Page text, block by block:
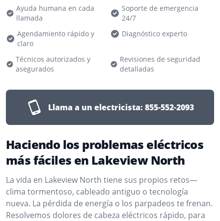
Ayuda humana en cada
llamada
Soporte de emergencia
24/7
Agendamiento rápido y
claro
Diagnóstico experto
Técnicos autorizados y
asegurados
Revisiones de seguridad
detalladas
Llama a un electricista: 855-552-2093
Haciendo los problemas eléctricos
más fáciles en Lakeview North
La vida en Lakeview North tiene sus propios retos—
clima tormentoso, cableado antiguo o tecnología
nueva. La pérdida de energía o los parpadeos te frenan.
Resolvemos dolores de cabeza eléctricos rápido, para